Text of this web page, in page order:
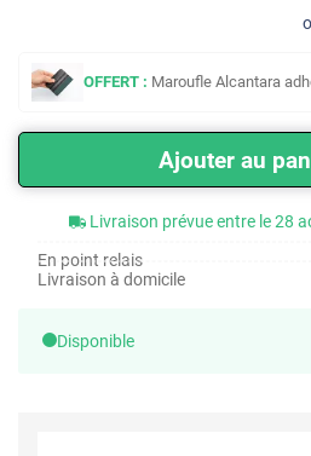
OFFERT : Maroufle Alcantara
Ajouter au
Livraison prévue entre le 28
En point relais
Livraison à domicile
Disponible